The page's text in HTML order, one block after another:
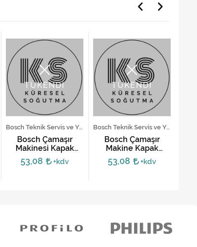
TÜKENDİ
Bosch Teknik Servis ve Yedek Parça Hizmetleri
Bosch Çamaşır
Makinesi Kapak
Mandalı
53,08 +kdv
TÜKENDİ
Bosch Teknik Servis ve Yedek Parça Hizmetleri
Bosch Çamaşır
Makine Kapak
Mandalı - Gri
53,08 +kdv